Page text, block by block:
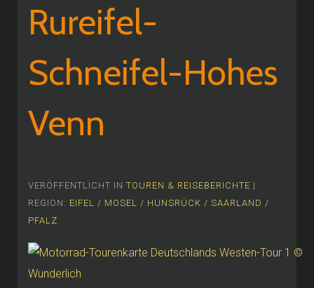
Rureifel-
Schneifel-Hohes
Venn
VERÖFFENTLICHT IN TOUREN & REISEBERICHTE |
REGION: EIFEL / MOSEL / HUNSRÜCK / SAARLAND /
PFALZ